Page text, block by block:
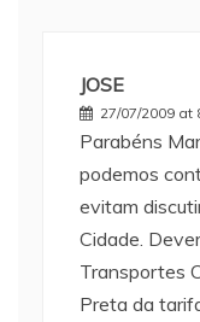
JOSE
27/07/2009 at
Parabéns
podemos
evitam
Cidade.
Transportes
Preta da